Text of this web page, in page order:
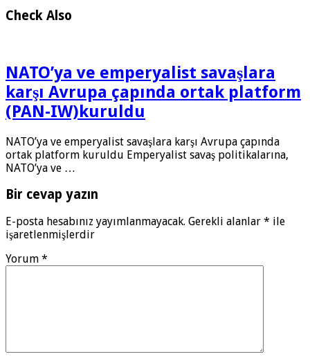
Check Also
NATO’ya ve emperyalist savaşlara
karşı Avrupa çapında ortak platform
(PAN-IW)kuruldu
NATO’ya ve emperyalist savaşlara karşı Avrupa çapında
ortak platform kuruldu Emperyalist savaş politikalarına,
NATO’ya ve …
Bir cevap yazın
E-posta hesabınız yayımlanmayacak. Gerekli alanlar * ile
işaretlenmişlerdir
Yorum *